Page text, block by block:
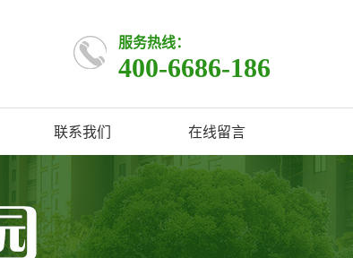
服务热线：
400-6686-186
联系我们 在线留言